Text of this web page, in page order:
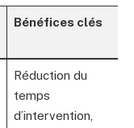
Bénéfices clés
Réduction du
temps
d’intervention,